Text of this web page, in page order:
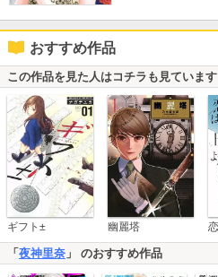
おすすめ作品
この作品を見た人はコチラも見ています
ギフト± 幽麗塔
「 夜神里奈 」 のおすすめ作品